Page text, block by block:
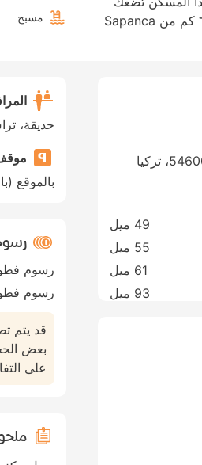
على بُعد ٢٢٫٧ كم من حديقة أزرمانيا للحياة البريّة و٦٫١ كم من Sapanca
مسبح
49 ميل
55 ميل
61 ميل
93 ميل
حديقة،
بالموقع
رسوم
رسوم
قد يتم
بعض
على